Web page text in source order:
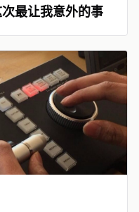
最让我意外的事